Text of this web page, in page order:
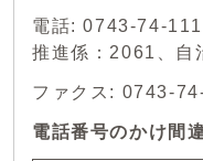
電話: 0743-74-
推進係：2061、自
ファクス: 0743-
電話番号のかけ間